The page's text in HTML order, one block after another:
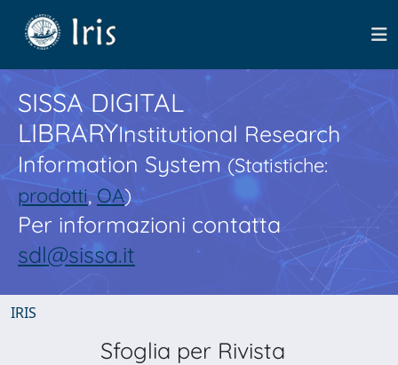
SISSA DIGITAL
LIBRARYInstitutional Research
Information System(Statistiche:
prodotti,OA)
Per informazioni contatta
sdl@sissa.it
IRIS
Sfoglia per Rivista